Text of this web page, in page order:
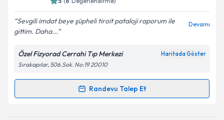
Sevgili imdat beye şüpheli tiroit pataloji raporum ile
gittim. Daha...
Devamı
Özel Fizyorad Cerrahi Tıp Merkezi Haritada Göster
Sırakapılar, 506.Sok. No:19 20010
Randevu Talep Et
Randevu Takvimi Talebi